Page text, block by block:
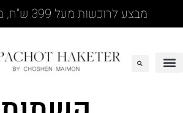
מבצע לרוכשות מעל 399 ש"ח, משלוח חינם!